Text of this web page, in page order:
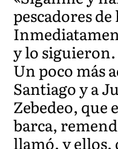
pescadores
y lo siguieron.
Un poco más
Santiago y a
Zebedeo, que
barca,
llamó, y ellos,